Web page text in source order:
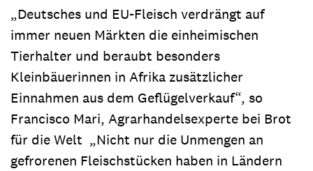
„Deutsches und EU-Fleisch verdrängt auf
immer neuen Märkten die einheimischen
Tierhalter und beraubt besonders
Kleinbäuerinnen in Afrika zusätzlicher
Einnahmen aus dem Geflügelverkauf“, so
Francisco Mari, Agrarhandelsexperte bei Brot
für die Welt „Nicht nur die Unmengen an
gefrorenen Fleischstücken haben in Ländern